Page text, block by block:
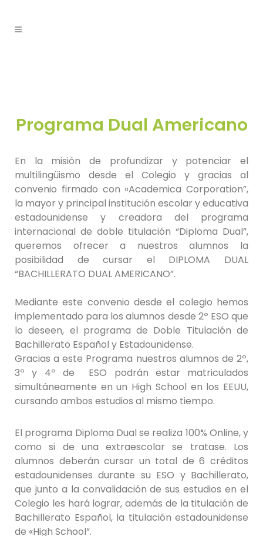
Programa Dual Americano
En la misión de profundizar y potenciar el
multilingüismo desde el Colegio y gracias al
convenio firmado con «Academica Corporation”,
la mayor y principal institución escolar y educativa
estadounidense y creadora del programa
internacional de doble titulación “Diploma Dual”,
queremos ofrecer a nuestros alumnos la
posibilidad de cursar el DIPLOMA DUAL
“BACHILLERATO DUAL AMERICANO”.
Mediante este convenio desde el colegio hemos
implementado para los alumnos desde 2º ESO que
lo deseen, el programa de Doble Titulación de
Bachillerato Español y Estadounidense.
Gracias a este Programa nuestros alumnos de 2º,
3º y 4º de ESO podrán estar matriculados
simultáneamente en un High School en los EEUU,
cursando ambos estudios al mismo tiempo.
El programa Diploma Dual se realiza 100% Online, y
como si de una extraescolar se tratase. Los
alumnos deberán cursar un total de 6 créditos
estadounidenses durante su ESO y Bachillerato,
que junto a la convalidación de sus estudios en el
Colegio les hará lograr, además de la titulación de
Bachillerato Español, la titulación estadounidense
de «High School”.